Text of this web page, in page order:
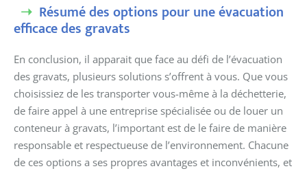
Résumé des options pour une évacuation
efficace des gravats
En conclusion, il apparait que face au défi de l’évacuation
des gravats, plusieurs solutions s’offrent à vous. Que vous
choisissiez de les transporter vous-même à la déchetterie,
de faire appel à une entreprise spécialisée ou de louer un
conteneur à gravats, l’important est de le faire de manière
responsable et respectueuse de l’environnement. Chacune
de ces options a ses propres avantages et inconvénients, et